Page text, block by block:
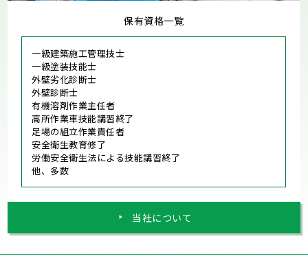
保有資格一覧
一級建築施工管理技士
一級塗装技能士
外壁劣化診断士
外壁診断士
有機溶剤作業主任者
高所作業車技能講習終了
足場の組立作業責任者
安全衛生教育修了
労働安全衛生法による技能講習終了
他、多数
当社について